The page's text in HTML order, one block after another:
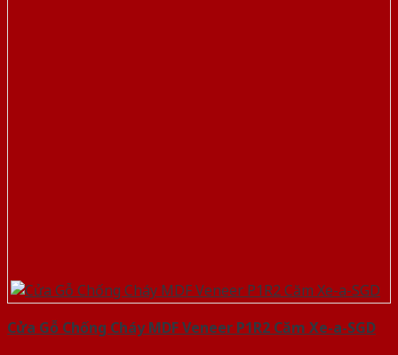
Cửa Gỗ Chống Cháy MDF Veneer P1R2 Căm Xe-a-SGD